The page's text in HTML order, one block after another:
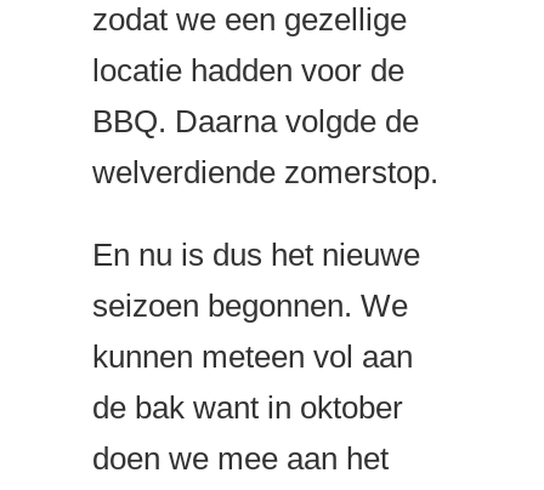
zodat we een gezellige
locatie hadden voor de
BBQ. Daarna volgde de
welverdiende zomerstop.
En nu is dus het nieuwe
seizoen begonnen. We
kunnen meteen vol aan
de bak want in oktober
doen we mee aan het